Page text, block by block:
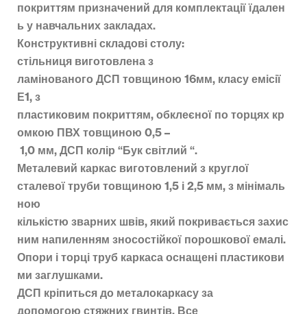
покриттям призначений для комплектації їдален
ь у навчальних закладах.
Конструктивні складові столу:
стільниця виготовлена з
ламінованого ДСП товщиною 16мм, класу емісії
Е1, з
пластиковим покриттям, обклеєної по торцях кр
омкою ПВХ товщиною 0,5 –
1,0 мм, ДСП колір “Бук світлий “.
Металевий каркас виготовлений з круглої
сталевої труби товщиною 1,5 і 2,5 мм, з мінімаль
ною
кількістю зварних швів, який покривається захис
ним напиленням зносостійкої порошкової емалі.
Опори і торці труб каркаса оснащені пластикови
ми заглушками.
ДСП кріпиться до металокаркасу за
допомогою стяжних гвинтів. Все